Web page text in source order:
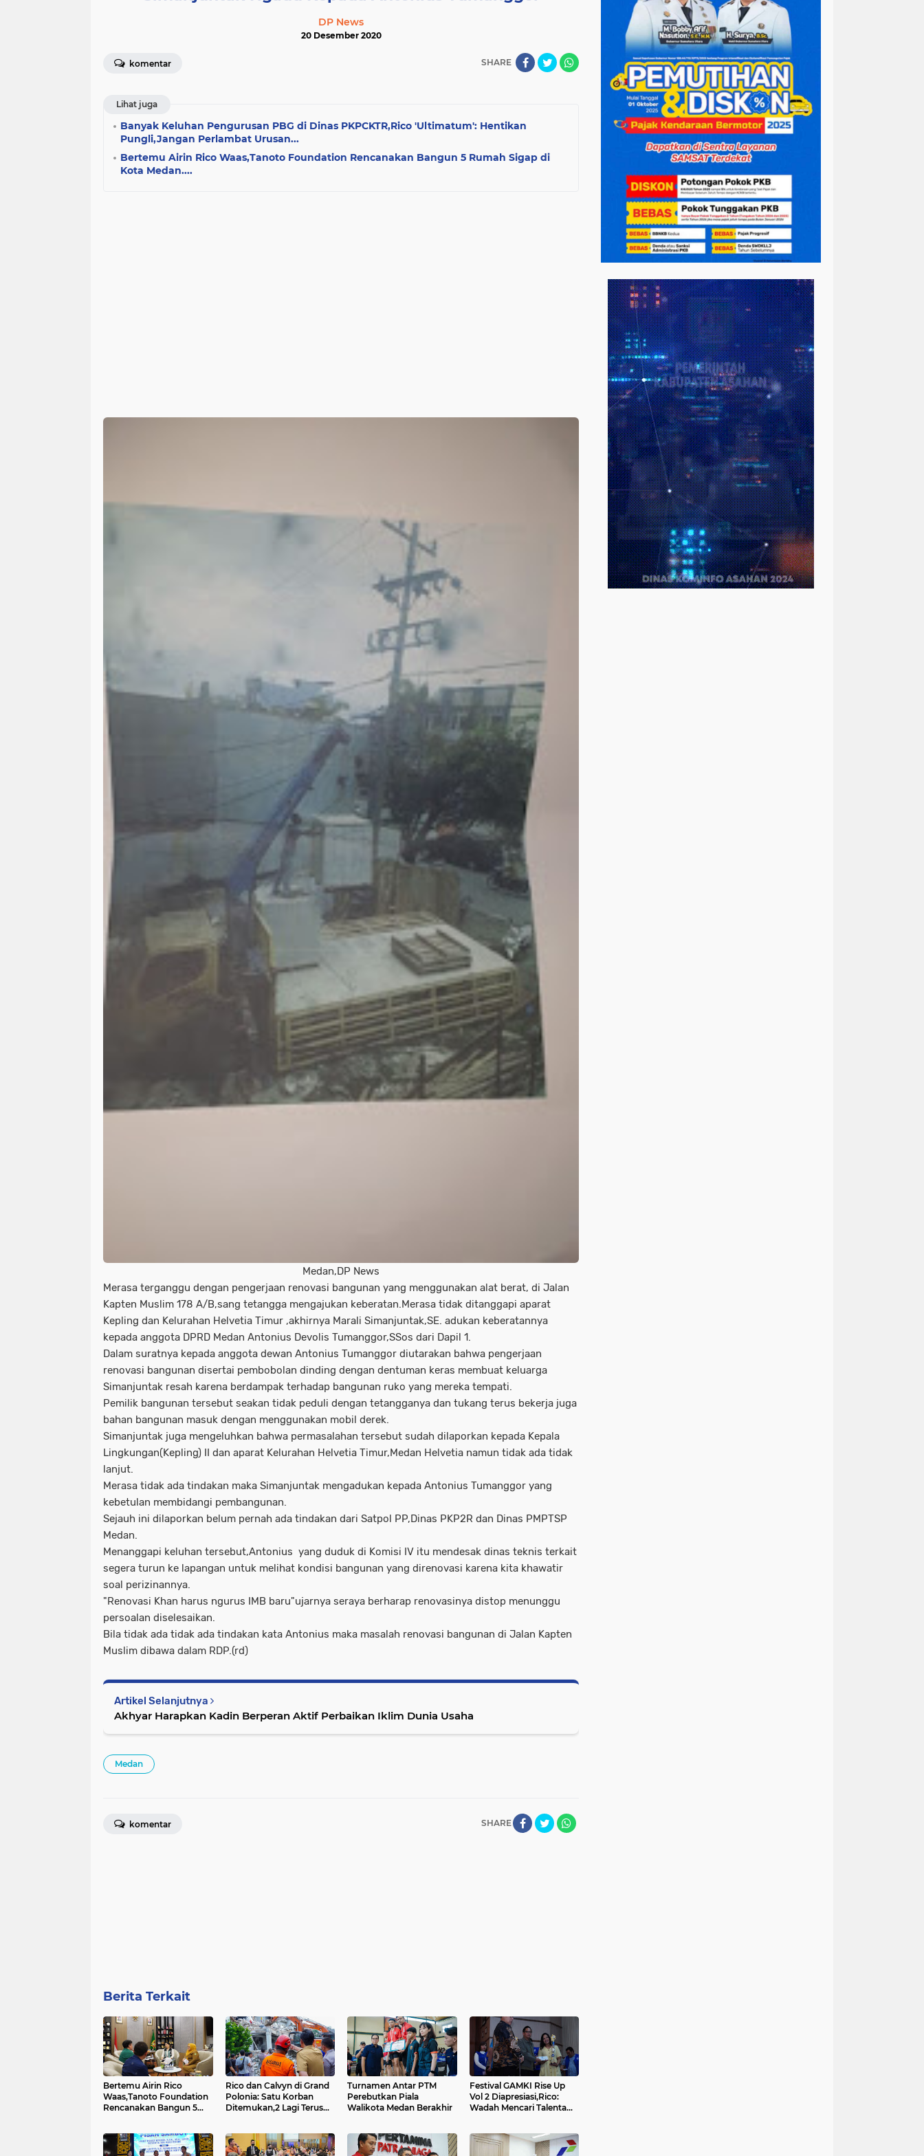
DP News
20 Desember 2020
komentar SHARE
Lihat juga
Banyak Keluhan Pengurusan PBG di Dinas PKPCKTR,Rico 'Ultimatum': Hentikan
Pungli,Jangan Perlambat Urusan...
Bertemu Airin Rico Waas,Tanoto Foundation Rencanakan Bangun 5 Rumah Sigap di
Kota Medan....
Medan,DP News
Merasa terganggu dengan pengerjaan renovasi bangunan yang menggunakan alat berat, di Jalan
Kapten Muslim 178 A/B,sang tetangga mengajukan keberatan.Merasa tidak ditanggapi aparat
Kepling dan Kelurahan Helvetia Timur ,akhirnya Marali Simanjuntak,SE. adukan keberatannya
kepada anggota DPRD Medan Antonius Devolis Tumanggor,SSos dari Dapil 1.
Dalam suratnya kepada anggota dewan Antonius Tumanggor diutarakan bahwa pengerjaan
renovasi bangunan disertai pembobolan dinding dengan dentuman keras membuat keluarga
Simanjuntak resah karena berdampak terhadap bangunan ruko yang mereka tempati.
Pemilik bangunan tersebut seakan tidak peduli dengan tetangganya dan tukang terus bekerja juga
bahan bangunan masuk dengan menggunakan mobil derek.
Simanjuntak juga mengeluhkan bahwa permasalahan tersebut sudah dilaporkan kepada Kepala
Lingkungan(Kepling) II dan aparat Kelurahan Helvetia Timur,Medan Helvetia namun tidak ada tidak
lanjut.
Merasa tidak ada tindakan maka Simanjuntak mengadukan kepada Antonius Tumanggor yang
kebetulan membidangi pembangunan.
Sejauh ini dilaporkan belum pernah ada tindakan dari Satpol PP,Dinas PKP2R dan Dinas PMPTSP
Medan.
Menanggapi keluhan tersebut,Antonius yang duduk di Komisi IV itu mendesak dinas teknis terkait
segera turun ke lapangan untuk melihat kondisi bangunan yang direnovasi karena kita khawatir
soal perizinannya.
"Renovasi Khan harus ngurus IMB baru"ujarnya seraya berharap renovasinya distop menunggu
persoalan diselesaikan.
Bila tidak ada tidak ada tindakan kata Antonius maka masalah renovasi bangunan di Jalan Kapten
Muslim dibawa dalam RDP.(rd)
Artikel Selanjutnya
Akhyar Harapkan Kadin Berperan Aktif Perbaikan Iklim Dunia Usaha
Medan
SHARE
komentar
Berita Terkait
Bertemu Airin Rico
Waas,Tanoto Foundation
Rencanakan Bangun 5
Rico dan Calvyn di Grand
Polonia: Satu Korban
Ditemukan,2 Lagi Terus
Turnamen Antar PTM
Perebutkan Piala
Walikota Medan Berakhir
Festival GAMKI Rise Up
Vol 2 Diapresiasi,Rico:
Wadah Mencari Talenta